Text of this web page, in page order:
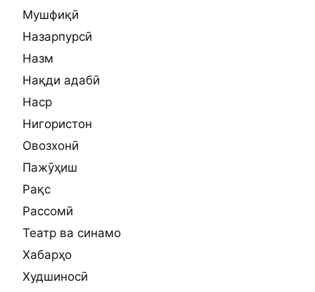
Мушфиқӣ
Назарпурсӣ
Назм
Нақди адабӣ
Наср
Нигористон
Овозхонӣ
Пажӯҳиш
Рақс
Рассомӣ
Театр ва синамо
Хабарҳо
Худшиносӣ